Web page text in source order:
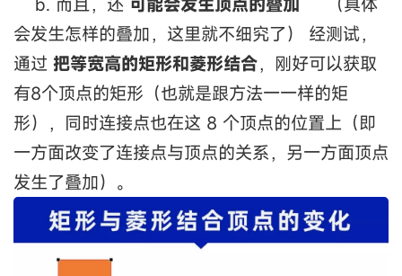
会发生怎样的叠加，这里就不细究了） 经测试，
通过 把等宽高的矩形和菱形结合，刚好可以获取
有8个顶点的矩形（也就是跟方法一一样的矩
形），同时连接点也在这 8 个顶点的位置上（即
一方面改变了连接点与顶点的关系，另一方面顶点
发生了叠加）。